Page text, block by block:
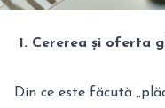
1. Cererea și oferta
Din ce este făcută